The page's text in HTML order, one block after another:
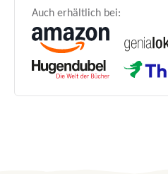
Auch erhältlich bei: